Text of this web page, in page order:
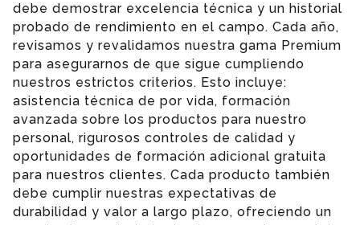
debe demostrar excelencia técnica y un historial
probado de rendimiento en el campo. Cada año,
revisamos y revalidamos nuestra gama Premium
para asegurarnos de que sigue cumpliendo
nuestros estrictos criterios. Esto incluye:
asistencia técnica de por vida, formación
avanzada sobre los productos para nuestro
personal, rigurosos controles de calidad y
oportunidades de formación adicional gratuita
para nuestros clientes. Cada producto también
debe cumplir nuestras expectativas de
durabilidad y valor a largo plazo, ofreciendo un